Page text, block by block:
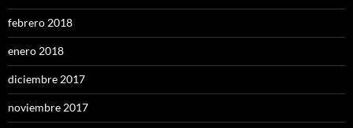
febrero 2018
enero 2018
diciembre 2017
noviembre 2017